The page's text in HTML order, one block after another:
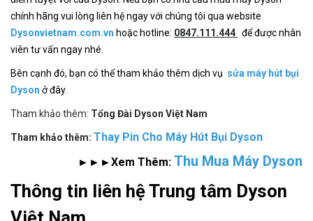
chính hãng vui lòng liên hệ ngay với chúng tôi qua website
Dysonvietnam.com.vn hoặc hotline: 0847.111.444 để được nhân
viên tư vấn ngay nhé.
Bên cạnh đó, bạn có thể tham khảo thêm dịch vụ sửa máy hút bụi
Dyson ở đây.
Tham khảo thêm: Tổng Đài Dyson Việt Nam
Tham khảo thêm: Thay Pin Cho Máy Hút Bụi Dyson
►►►Xem Thêm: Thu Mua Máy Dyson
Thông tin liên hệ Trung tâm Dyson